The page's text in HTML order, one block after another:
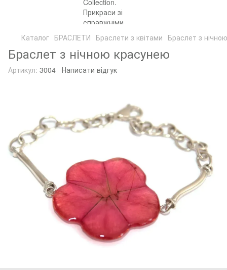
Каталог БРАСЛЕТИ Браслети з квітами Браслет з
Браслет з нічною красунею
Артикул: 3004 Написати відгук